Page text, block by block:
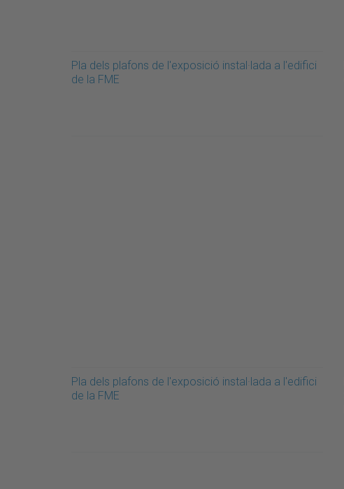
Pla dels plafons de l'exposició instal·lada a l'edifici
de la FME
Pla dels plafons de l'exposició instal·lada a l'edifici
de la FME